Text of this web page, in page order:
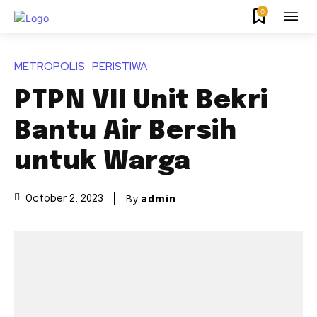
0
METROPOLIS PERISTIWA
PTPN VII Unit Bekri
Bantu Air Bersih
untuk Warga
October 2, 2023 By admin